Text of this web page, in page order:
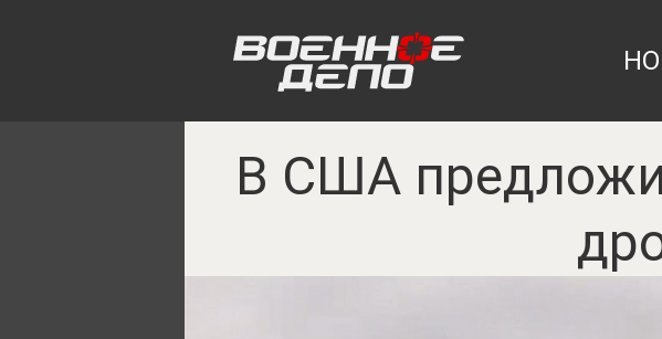
В США